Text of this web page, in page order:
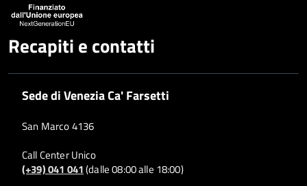
Recapiti e contatti
Sede di Venezia Ca' Farsetti
San Marco 4136
Call Center Unico
(+39) 041 041(dalle 08:00 alle 18:00)